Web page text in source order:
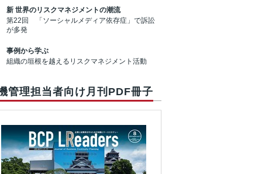
新 世界のリスクマネジメントの潮流
第22回 「ソーシャルメディア依存症」で訴訟
が多発
事例から学ぶ
組織の垣根を越えるリスクマネジメント活動
管理担当者向け月刊PDF冊子